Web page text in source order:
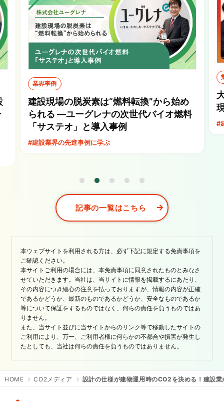
業界事例
建設現場の脱炭素は“燃料転換”から始め
られる ―ユーグレナの次世代バイオ燃料
「サステオ」と導入事例
#建設業界の先進事例に学ぶ
#
記事の一覧はこちら
本ウェブサイトを利用される方は、必ず下記に規定する免責事項を
ご確認ください。
本サイトご利用の場合には、本免責事項に同意されたものとみなさ
せていただきます。当社は、当サイトに情報を掲載するにあたり、
その内容につき細心の注意を払っておりますが、情報の内容が正確
であるかどうか、最新のものであるかどうか、安全なものであるか
等について保証をするものではなく、何らの責任を負うものではあ
りません。
また、当サイト並びに当サイトからのリンク等で移動したサイトの
ご利用により、万一、ご利用者様に何らかの不都合や損害が発生し
たとしても、当社は何らの責任を負うものではありません。
HOME CO2メディア 設計の仕様が建物運用時のCO2を決める！建設